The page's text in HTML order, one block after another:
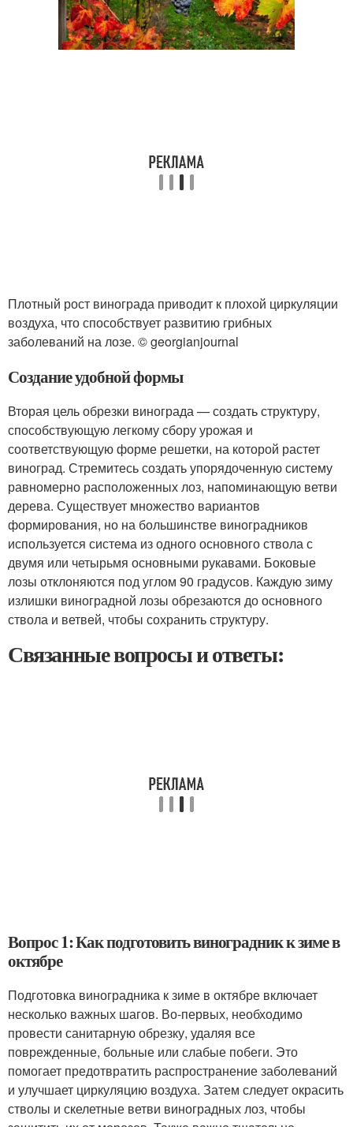
Плотный рост винограда приводит к плохой циркуляции
воздуха, что способствует развитию грибных
заболеваний на лозе. © georgianjournal
Создание удобной формы
Вторая цель обрезки винограда — создать структуру,
способствующую легкому сбору урожая и
соответствующую форме решетки, на которой растет
виноград. Стремитесь создать упорядоченную систему
равномерно расположенных лоз, напоминающую ветви
дерева. Существует множество вариантов
формирования, но на большинстве виноградников
используется система из одного основного ствола с
двумя или четырьмя основными рукавами. Боковые
лозы отклоняются под углом 90 градусов. Каждую зиму
излишки виноградной лозы обрезаются до основного
ствола и ветвей, чтобы сохранить структуру.
Связанные вопросы и ответы:
Вопрос 1: Как подготовить виноградник к зиме в
октябре
Подготовка виноградника к зиме в октябре включает
несколько важных шагов. Во-первых, необходимо
провести санитарную обрезку, удаляя все
поврежденные, больные или слабые побеги. Это
помогает предотвратить распространение заболеваний
и улучшает циркуляцию воздуха. Затем следует окрасить
стволы и скелетные ветви виноградных лоз, чтобы